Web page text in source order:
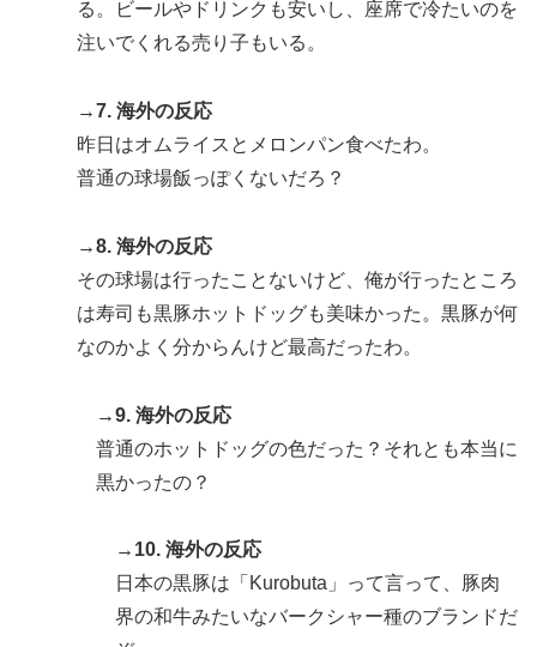
る。ビールやドリンクも安いし、座席で冷たいのを
注いでくれる売り子もいる。
→7. 海外の反応
昨日はオムライスとメロンパン食べたわ。
普通の球場飯っぽくないだろ？
→8. 海外の反応
その球場は行ったことないけど、俺が行ったところ
は寿司も黒豚ホットドッグも美味かった。黒豚が何
なのかよく分からんけど最高だったわ。
→9. 海外の反応
普通のホットドッグの色だった？それとも本当に
黒かったの？
→10. 海外の反応
日本の黒豚は「Kurobuta」って言って、豚肉
界の和牛みたいなバークシャー種のブランドだ